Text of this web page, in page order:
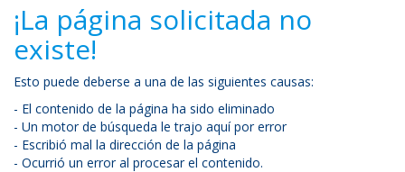
¡La página solicitada no
existe!
Esto puede deberse a una de las siguientes causas:
- El contenido de la página ha sido eliminado
- Un motor de búsqueda le trajo aquí por error
- Escribió mal la dirección de la página
- Ocurrió un error al procesar el contenido.